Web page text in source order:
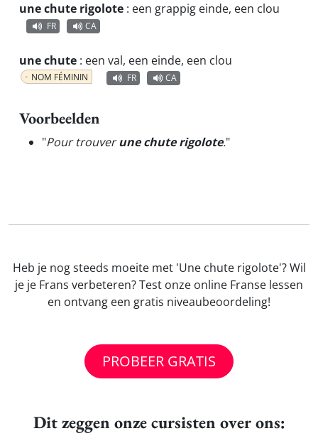
une chute rigolote : een grappig einde, een clou
FR CA
une chute : een val, een einde, een clou
NOM FÉMININ FR CA
Voorbeelden
"Pour trouverune chute rigolote."
Heb je nog steeds moeite met 'Une chute rigolote'? Wil
je je Frans verbeteren? Test onze online Franse lessen
en ontvang een gratis niveaubeoordeling!
PROBEER GRATIS
Dit zeggen onze cursisten over ons: